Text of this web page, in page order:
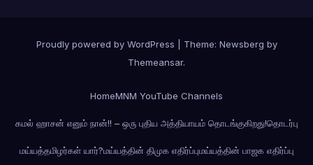
Proudly powered by WordPress Theme: Newsberg by
Themeansar.
HomeMNM YouTube Channels
கமல் ஹாசன் எனும் நான்!! – ஒரு புதிய அத்தியாயம் தொடங்குகிறது!தொடர்பு
மய்யத்தமிழர்கள் யார்?மய்யத்தின் திமுக எதிர்ப்புமய்யத்தின் பாஜக எதிர்ப்பு